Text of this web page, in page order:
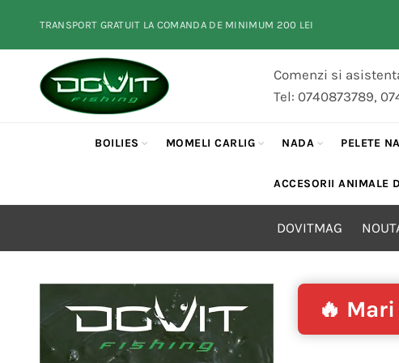
TRANSPORT GRATUIT LA COMANDA DE MINIMUM 200 LEI
Comenzi si
Tel: 0740873789,
BOILIES MOMELI CARLIG NADA PELETE
ACCESORII ANIMALE
DOVITMAG
🔥